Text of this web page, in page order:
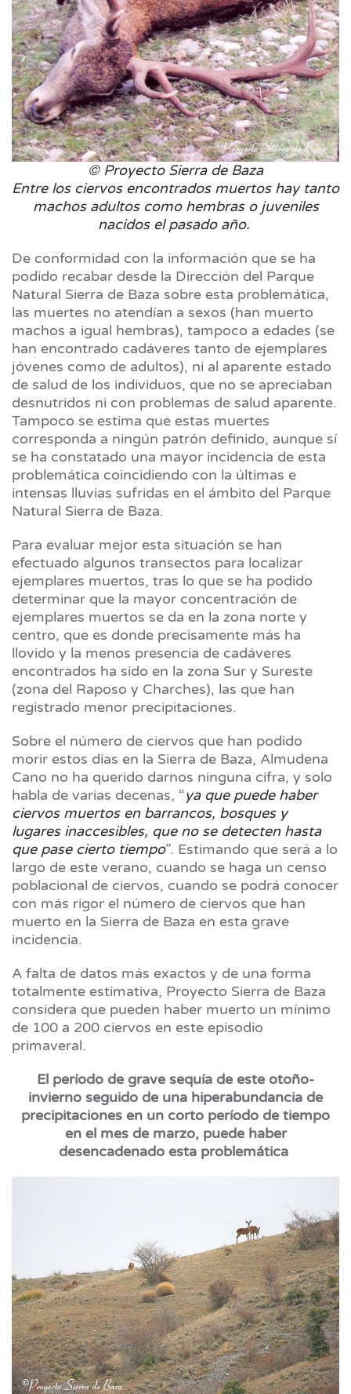
© Proyecto Sierra de Baza
Entre los ciervos encontrados muertos hay tanto
machos adultos como hembras o juveniles
nacidos el pasado año.
De conformidad con la información que se ha
podido recabar desde la Dirección del Parque
Natural Sierra de Baza sobre esta problemática,
las muertes no atendían a sexos (han muerto
machos a igual hembras), tampoco a edades (se
han encontrado cadáveres tanto de ejemplares
jóvenes como de adultos), ni al aparente estado
de salud de los individuos, que no se apreciaban
desnutridos ni con problemas de salud aparente.
Tampoco se estima que estas muertes
corresponda a ningún patrón definido, aunque sí
se ha constatado una mayor incidencia de esta
problemática coincidiendo con la últimas e
intensas lluvias sufridas en el ámbito del Parque
Natural Sierra de Baza.
Para evaluar mejor esta situación se han
efectuado algunos transectos para localizar
ejemplares muertos, tras lo que se ha podido
determinar que la mayor concentración de
ejemplares muertos se da en la zona norte y
centro, que es donde precisamente más ha
llovido y la menos presencia de cadáveres
encontrados ha sido en la zona Sur y Sureste
(zona del Raposo y Charches), las que han
registrado menor precipitaciones.
Sobre el número de ciervos que han podido
morir estos días en la Sierra de Baza, Almudena
Cano no ha querido darnos ninguna cifra, y solo
habla de varias decenas, “ya que puede haber
ciervos muertos en barrancos, bosques y
lugares inaccesibles, que no se detecten hasta
que pase cierto tiempo”. Estimando que será a lo
largo de este verano, cuando se haga un censo
poblacional de ciervos, cuando se podrá conocer
con más rigor el número de ciervos que han
muerto en la Sierra de Baza en esta grave
incidencia.
A falta de datos más exactos y de una forma
totalmente estimativa, Proyecto Sierra de Baza
considera que pueden haber muerto un mínimo
de 100 a 200 ciervos en este episodio
primaveral.
El período de grave sequía de este otoño-
invierno seguido de una hiperabundancia de
precipitaciones en un corto período de tiempo
en el mes de marzo, puede haber
desencadenado esta problemática